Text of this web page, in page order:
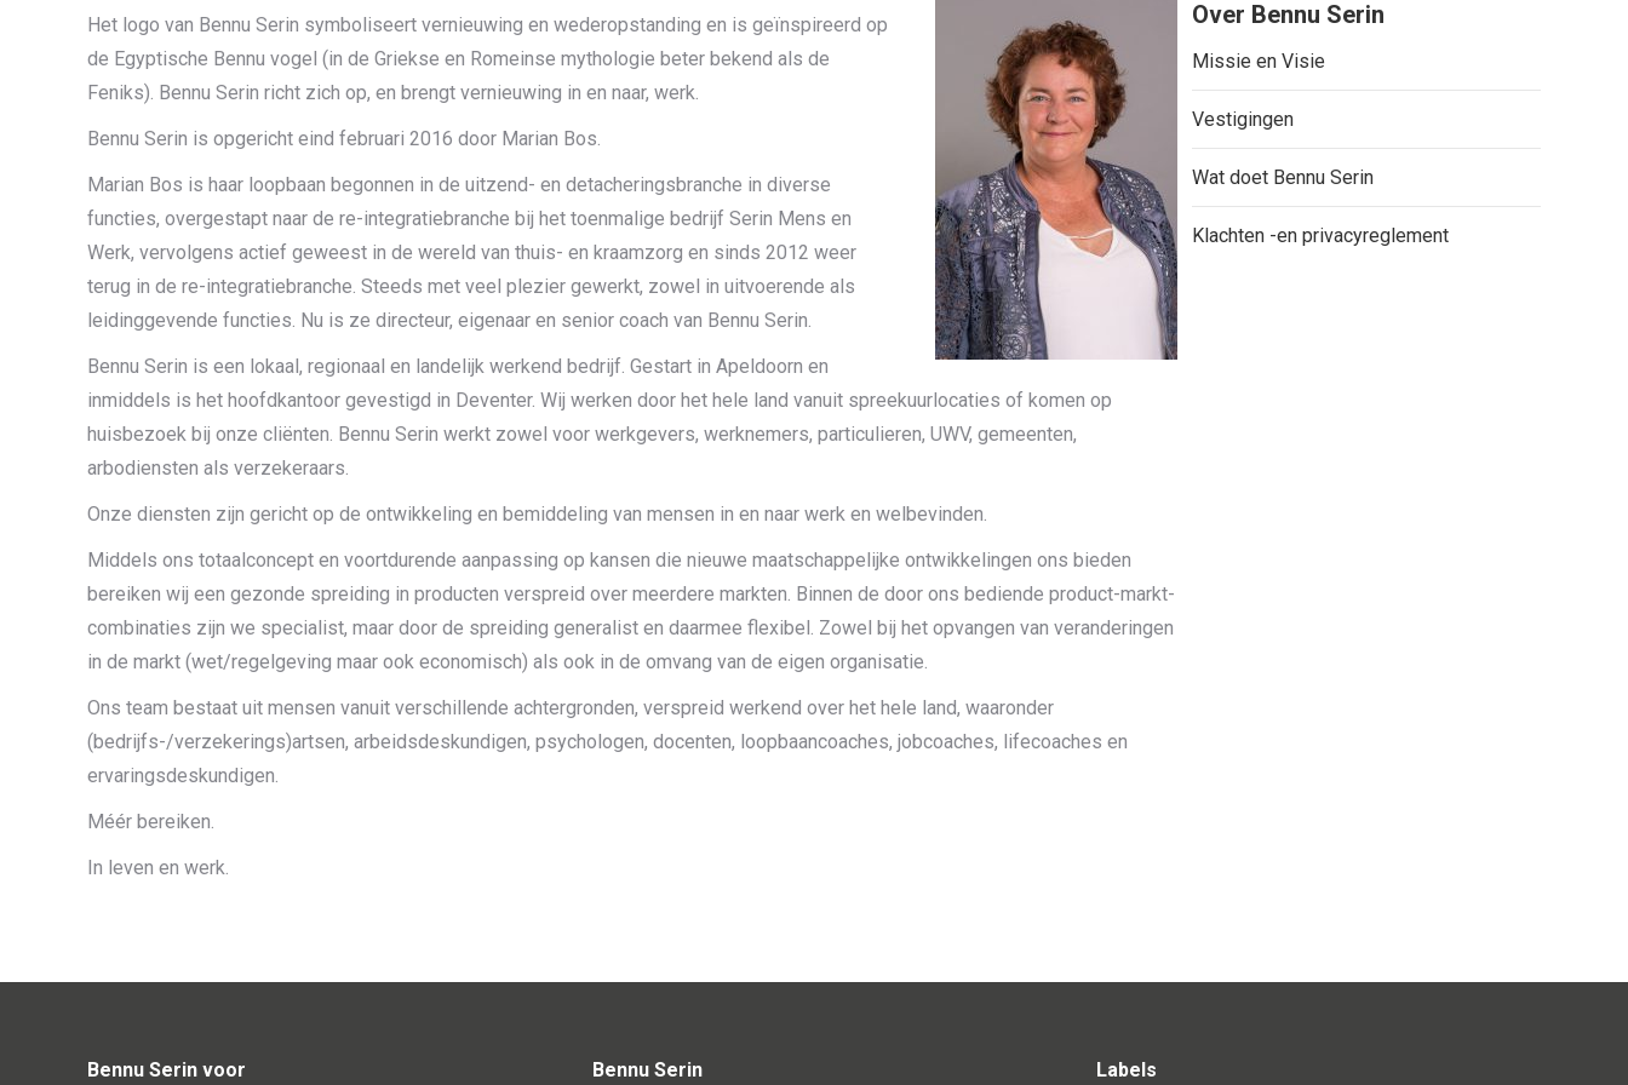
Het logo van Bennu Serin symboliseert vernieuwing en wederopstanding en is geïnspireerd op
de Egyptische Bennu vogel (in de Griekse en Romeinse mythologie beter bekend als de
Feniks). Bennu Serin richt zich op, en brengt vernieuwing in en naar, werk.
Bennu Serin is opgericht eind februari 2016 door Marian Bos.
Marian Bos is haar loopbaan begonnen in de uitzend- en detacheringsbranche in diverse
functies, overgestapt naar de re-integratiebranche bij het toenmalige bedrijf Serin Mens en
Werk, vervolgens actief geweest in de wereld van thuis- en kraamzorg en sinds 2012 weer
terug in de re-integratiebranche. Steeds met veel plezier gewerkt, zowel in uitvoerende als
leidinggevende functies. Nu is ze directeur, eigenaar en senior coach van Bennu Serin.
Bennu Serin is een lokaal, regionaal en landelijk werkend bedrijf. Gestart in Apeldoorn en
inmiddels is het hoofdkantoor gevestigd in Deventer. Wij werken door het hele land vanuit spreekuurlocaties of komen op
huisbezoek bij onze cliënten. Bennu Serin werkt zowel voor werkgevers, werknemers, particulieren, UWV, gemeenten,
arbodiensten als verzekeraars.
Onze diensten zijn gericht op de ontwikkeling en bemiddeling van mensen in en naar werk en welbevinden.
Middels ons totaalconcept en voortdurende aanpassing op kansen die nieuwe maatschappelijke ontwikkelingen ons bieden
bereiken wij een gezonde spreiding in producten verspreid over meerdere markten. Binnen de door ons bediende product-markt-
combinaties zijn we specialist, maar door de spreiding generalist en daarmee flexibel. Zowel bij het opvangen van veranderingen
in de markt (wet/regelgeving maar ook economisch) als ook in de omvang van de eigen organisatie.
Ons team bestaat uit mensen vanuit verschillende achtergronden, verspreid werkend over het hele land, waaronder
(bedrijfs-/verzekerings)artsen, arbeidsdeskundigen, psychologen, docenten, loopbaancoaches, jobcoaches, lifecoaches en
ervaringsdeskundigen.
Méér bereiken.
In leven en werk.
Over Bennu Serin
Missie en Visie
Vestigingen
Wat doet Bennu Serin
Klachten -en privacyreglement
Bennu Serin voor Bennu Serin Labels